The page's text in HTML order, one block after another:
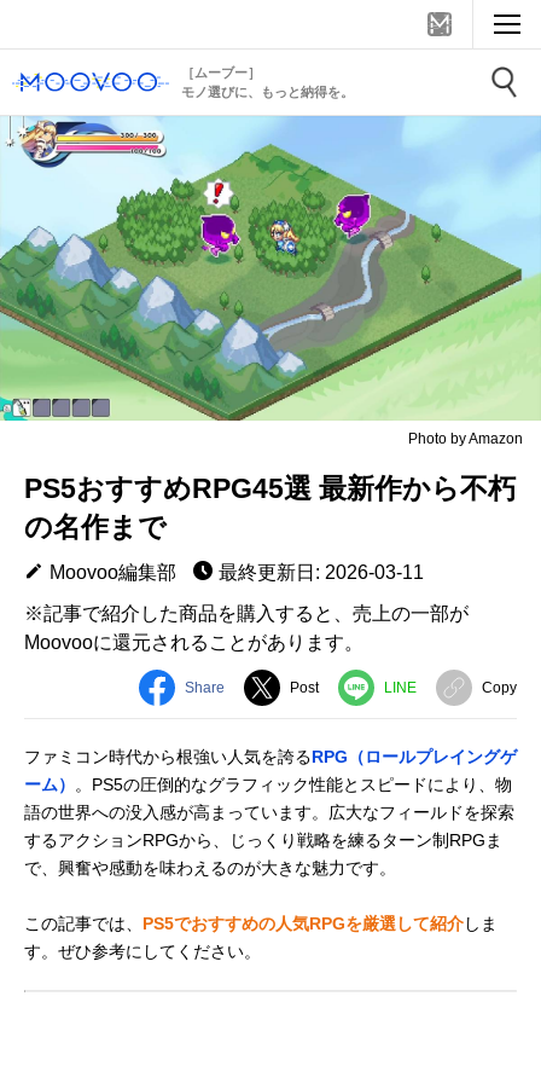
［ムーブー］
モノ選びに、もっと納得を。
Photo by Amazon
PS5おすすめRPG45選 最新作から不朽
の名作まで
Moovoo編集部
最終更新日: 2026-03-11
※記事で紹介した商品を購入すると、売上の一部が
Moovooに還元されることがあります。
Share Post LINE Copy
ファミコン時代から根強い人気を誇るRPG（ロールプレイングゲ
ーム）
。PS5の圧倒的なグラフィック性能とスピードにより、物
語の世界への没入感が高まっています。広大なフィールドを探索
するアクションRPGから、じっくり戦略を練るターン制RPGま
で、興奮や感動を味わえるのが大きな魅力です。
この記事では、 PS5でおすすめの人気RPGを厳選して紹介しま
す。ぜひ参考にしてください。